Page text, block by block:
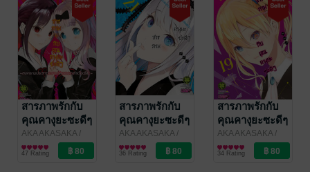
สารภาพรักกับ
คุณคางุยะซะดีๆ
~สงคราม
ประสาทความ
รักของเหล่า
AKA AKASAKA/
LUCKPIM
Publishing
การ์ตูนทั่วไป
47 Rating
สารภาพรักกับ
คุณคางุยะซะดีๆ
~สงคราม
ประสาทความ
รักของเหล่า
AKA AKASAKA/
LUCKPIM
Publishing
การ์ตูนทั่วไป
36 Rating
สารภาพรักกับ
คุณคางุยะซะดีๆ
~สงคราม
ประสาทความ
รักของเหล่า
AKA AKASAKA/
LUCKPIM
Publishing
การ์ตูนทั่วไป
34 Rating